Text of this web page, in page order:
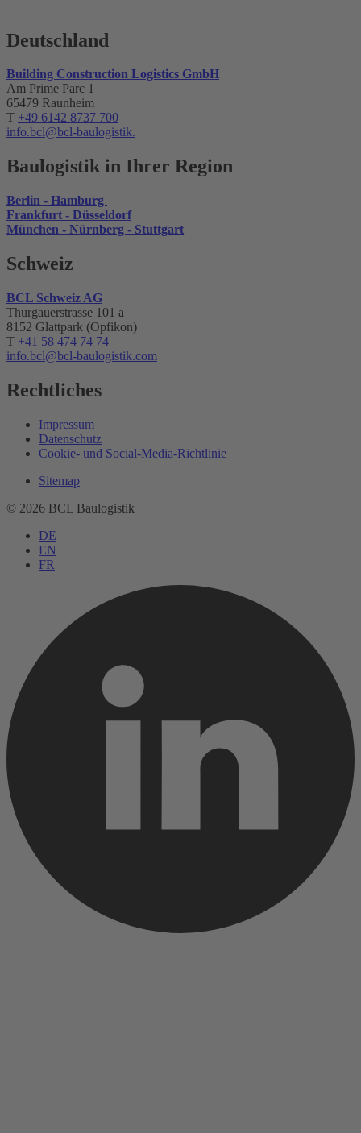
Deutschland
Building Construction Logistics GmbH
Am Prime Parc 1
65479 Raunheim
T +49 6142 8737 700
info.bcl@bcl-baulogistik.
Baulogistik in Ihrer Region
Berlin - Hamburg
Frankfurt - Düsseldorf
München - Nürnberg - Stuttgart
Schweiz
BCL Schweiz AG
Thurgauerstrasse 101 a
8152 Glattpark (Opfikon)
T +41 58 474 74 74
info.bcl@bcl-baulogistik.com
Rechtliches
Impressum
Datenschutz
Cookie- und Social-Media-Richtlinie
Sitemap
© 2026 BCL Baulogistik
DE
EN
FR